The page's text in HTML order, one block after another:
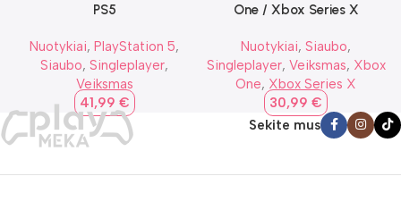
PS5
Nuotykiai,PlayStation 5,
Siaubo,Singleplayer,
Veiksmas
41,99 €
One / Xbox Series X
Nuotykiai,Siaubo,
Singleplayer, Veiksmas, Xbox
One, Xbox Series X
30,99€
Sekite mus